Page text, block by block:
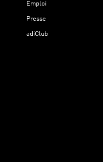
Emploi
Presse
adiClub